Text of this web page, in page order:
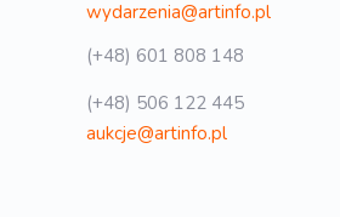
wydarzenia@artinfo.pl
(+48) 601 808 148
(+48) 506 122 445
aukcje@artinfo.pl